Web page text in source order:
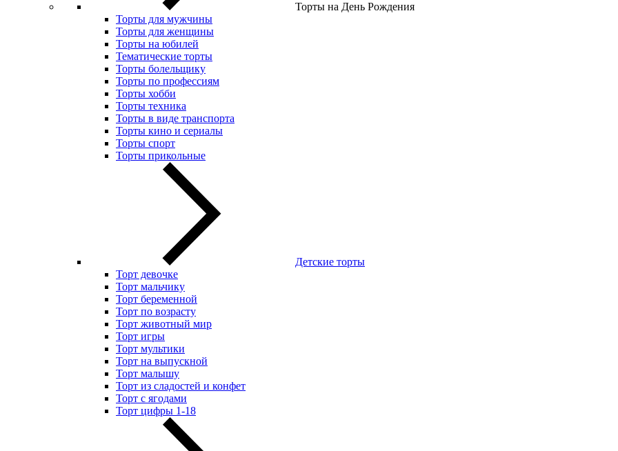
Торты на День Рождения
Торты для мужчины
Торты для женщины
Торты на юбилей
Тематические торты
Торты болельщику
Торты по профессиям
Торты хобби
Торты техника
Торты в виде транспорта
Торты кино и сериалы
Торты спорт
Торты прикольные
Детские торты
Торт девочке
Торт мальчику
Торт беременной
Торт по возрасту
Торт животный мир
Торт игры
Торт мультики
Торт на выпускной
Торт малышу
Торт из сладостей и конфет
Торт с ягодами
Торт цифры 1-18